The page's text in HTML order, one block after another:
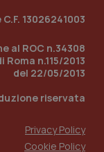
C.F. 13026241003
al ROC n.34308
n.115/2013
del 22/05/2013
riservata
Privacy Policy
Cookie Policy